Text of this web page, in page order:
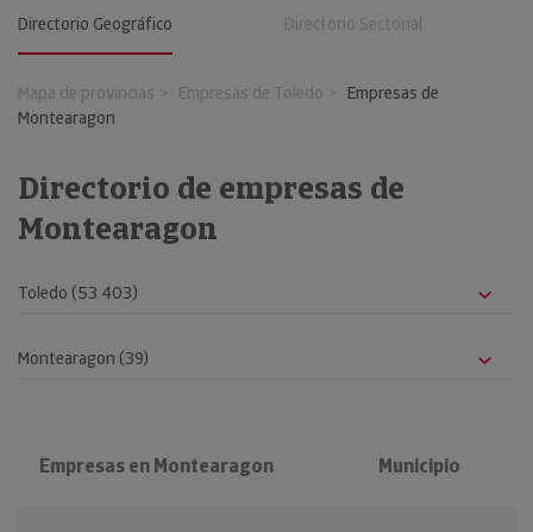
Directorio Geográfico Directorio Sectorial
Mapa de provincias Empresas de Toledo
Empresas de
Montearagon
Directorio de empresas de
Montearagon
Empresas en Montearagon Municipio